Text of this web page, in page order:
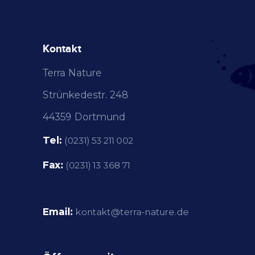
Kontakt
Terra Nature
Strünkedestr. 248
44359 Dortmund
Tel: (0231) 53 211 002
Fax: (0231) 13 368 71
Email: kontakt@terra-nature.de